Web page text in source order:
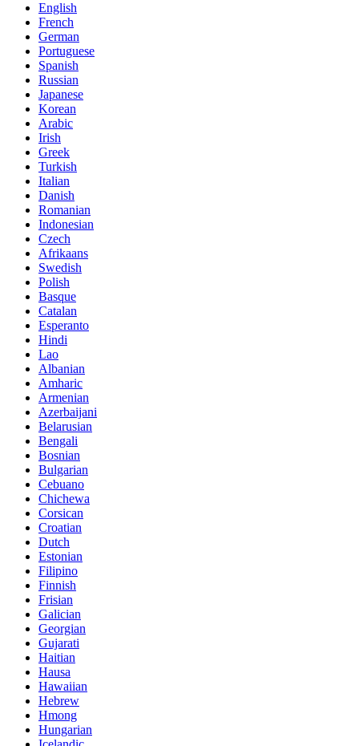
English
French
German
Portuguese
Spanish
Russian
Japanese
Korean
Arabic
Irish
Greek
Turkish
Italian
Danish
Romanian
Indonesian
Czech
Afrikaans
Swedish
Polish
Basque
Catalan
Esperanto
Hindi
Lao
Albanian
Amharic
Armenian
Azerbaijani
Belarusian
Bengali
Bosnian
Bulgarian
Cebuano
Chichewa
Corsican
Croatian
Dutch
Estonian
Filipino
Finnish
Frisian
Galician
Georgian
Gujarati
Haitian
Hausa
Hawaiian
Hebrew
Hmong
Hungarian